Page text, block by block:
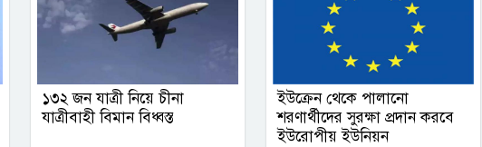
১৩২ জন যাত্রী নিয়ে চীনা
যাত্রীবাহী বিমান বিধ্বস্ত
ইউক্রেন থেকে পালানো
শরণার্থীদের সুরক্ষা প্রদান করবে
ইউরোপীয় ইউনিয়ন